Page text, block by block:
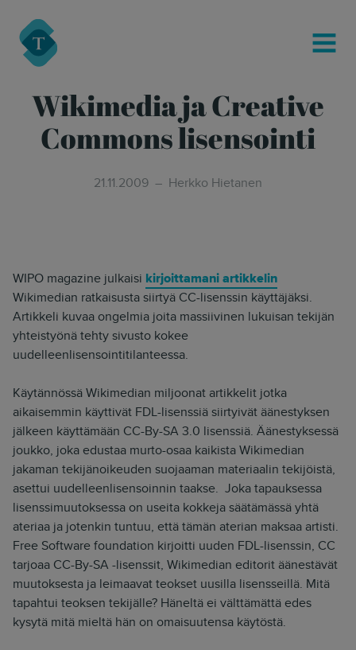
Turre Legal
MENU
Wikimedia ja Creative
Commons lisensointi
21.11.2009 Herkko Hietanen
WIPO magazine julkaisi kirjoittamani artikkelin
Wikimedian ratkaisusta siirtyä CC-lisenssin käyttäjäksi.
Artikkeli kuvaa ongelmia joita massiivinen lukuisan tekijän
yhteistyönä tehty sivusto kokee
uudelleenlisensointitilanteessa.
Käytännössä Wikimedian miljoonat artikkelit jotka
aikaisemmin käyttivät FDL-lisenssiä siirtyivät äänestyksen
jälkeen käyttämään CC-By-SA 3.0 lisenssiä. Äänestyksessä
joukko, joka edustaa murto-osaa kaikista Wikimedian
jakaman tekijänoikeuden suojaaman materiaalin tekijöistä,
asettui uudelleenlisensoinnin taakse. Joka tapauksessa
lisenssimuutoksessa on useita kokkeja säätämässä yhtä
ateriaa ja jotenkin tuntuu, että tämän aterian maksaa artisti.
Free Software foundation kirjoitti uuden FDL-lisenssin, CC
tarjoaa CC-By-SA -lisenssit, Wikimedian editorit äänestävät
muutoksesta ja leimaavat teokset uusilla lisensseillä. Mitä
tapahtui teoksen tekijälle? Häneltä ei välttämättä edes
kysytä mitä mieltä hän on omaisuutensa käytöstä.